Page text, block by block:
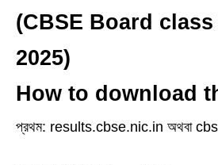
(CBSE Board
2025)
How to download
প্রথম: results.cbse.nic.in অথবা